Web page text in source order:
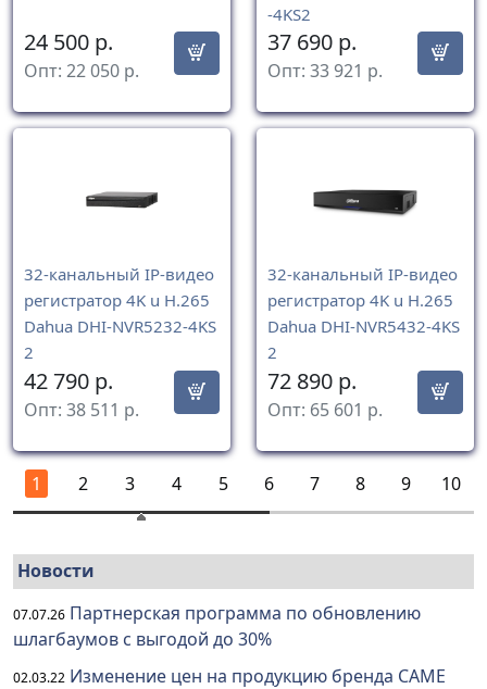
24 500 р.
Опт: 22 050 р.
-4KS2
37 690 р.
Опт: 33 921 р.
32-канальный IP-видео
регистратор 4K u H.265
Dahua DHI-NVR5232-4KS
2
42 790 р.
Опт: 38 511 р.
32-канальный IP-видео
регистратор 4K u H.265
Dahua DHI-NVR5432-4KS
2
72 890 р.
Опт: 65 601 р.
1 2 3 4 5 6 7 8 9 10
Новости
07.07.26 Партнерская программа по обновлению
шлагбаумов с выгодой до 30%
02.03.22 Изменение цен на продукцию бренда CAME